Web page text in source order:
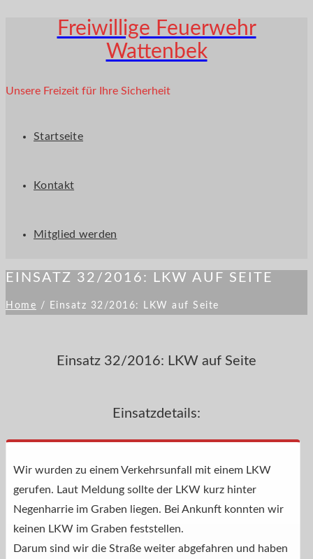
Freiwillige Feuerwehr
Wattenbek
Unsere Freizeit für Ihre Sicherheit
Startseite
Kontakt
Mitglied werden
EINSATZ 32/2016: LKW AUF SEITE
Home / Einsatz 32/2016: LKW auf Seite
Einsatz 32/2016: LKW auf Seite
Einsatzdetails:
Wir wurden zu einem Verkehrsunfall mit einem LKW
gerufen. Laut Meldung sollte der LKW kurz hinter
Negenharrie im Graben liegen. Bei Ankunft konnten wir
keinen LKW im Graben feststellen.
Darum sind wir die Straße weiter abgefahren und haben